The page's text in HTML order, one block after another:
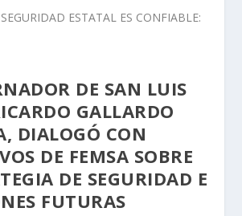
DE SAN LUIS
GALLARDO
DIALOGÓ CON
DE FEMSA SOBRE
DE SEGURIDAD E
FUTURAS